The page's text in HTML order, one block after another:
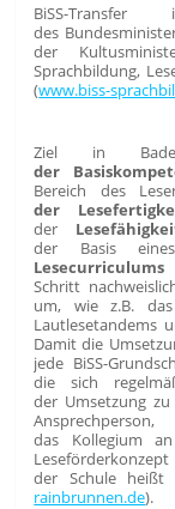
BiSS-
des
der
Sprachbildung,
(www.biss-
Ziel in
der
Bereich des
der
der
der Basis eines
Lesecurriculums
Schritt
um, wie z.B.
Lautlesetandems
Damit die
jede BiSS-
die sich
der Umsetzung zu
das Kollegium
Leseförderkonzept
der Schule heißt
rainbrunnen.de).